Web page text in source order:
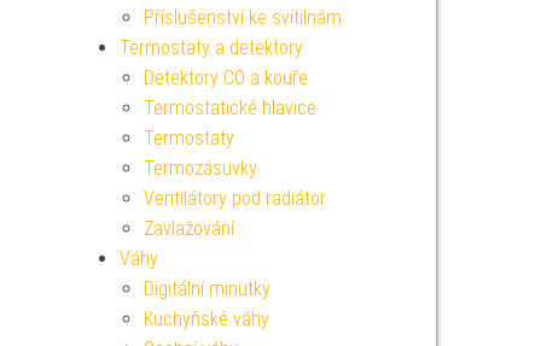
Příslušenství ke svítilnám
Termostaty a detektory
Detektory CO a kouře
Termostatické hlavice
Termostaty
Termozásuvky
Ventilátory pod radiátor
Zavlažování
Váhy
Digitální minutky
Kuchyňské váhy